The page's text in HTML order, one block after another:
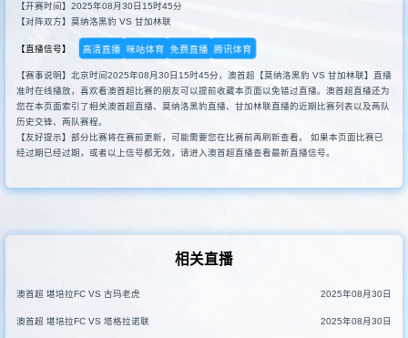
【开赛时间】2025年08月30日15时45分
【对阵双方】莫纳洛黑豹 VS 甘加林联
【直播信号】 高清直播 咪咕体育 免费直播 腾讯体育
【赛事说明】北京时间2025年08月30日15时45分，澳首超【莫纳洛黑豹 VS 甘加林联】直播
准时在线播放，喜欢看澳首超比赛的朋友可以提前收藏本页面以免错过直播。澳首超直播还为
您在本页面索引了相关澳首超直播、莫纳洛黑豹直播、甘加林联直播的近期比赛列表以及两队
历史交锋、两队赛程。
【友好提示】部分比赛将在赛前更新，可能需要您在比赛前再刷新查看。 如果本页面比赛已
经过期已经过期，或者以上信号都无效，请进入澳首超直播查看最新直播信号。
相关直播
澳首超 堪培拉FC VS 古玛老虎 2025年08月30日
澳首超 堪培拉FC VS 塔格拉诺联 2025年08月30日